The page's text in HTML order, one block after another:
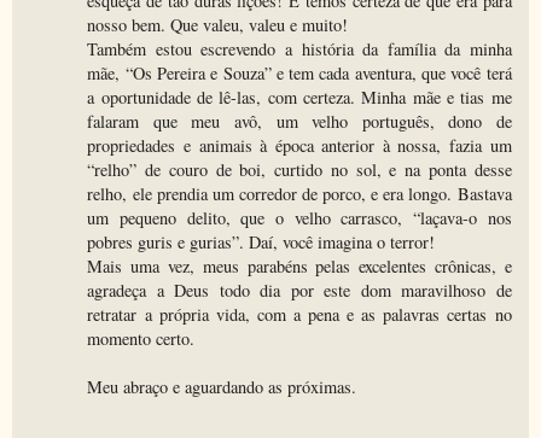
nosso bem. Que valeu, valeu e muito!
Também estou escrevendo a história da família da minha
mãe, “Os Pereira e Souza” e tem cada aventura, que você terá
a oportunidade de lê-las, com certeza. Minha mãe e tias me
falaram que meu avô, um velho português, dono de
propriedades e animais à época anterior à nossa, fazia um
“relho” de couro de boi, curtido no sol, e na ponta desse
relho, ele prendia um corredor de porco, e era longo. Bastava
um pequeno delito, que o velho carrasco, “laçava-o nos
pobres guris e gurias”. Daí, você imagina o terror!
Mais uma vez, meus parabéns pelas excelentes crônicas, e
agradeça a Deus todo dia por este dom maravilhoso de
retratar a própria vida, com a pena e as palavras certas no
momento certo.
Meu abraço e aguardando as próximas.